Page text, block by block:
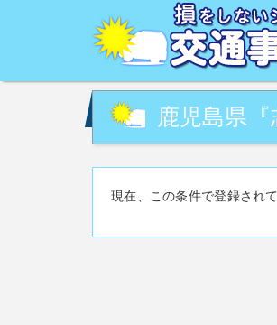
交通事故被害でお困りの方へ。
の相談など。交通事故被害に関
鹿児島県
現在、この条件で登録され